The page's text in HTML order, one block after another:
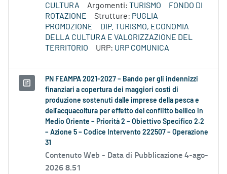
CULTURA
Argomenti: TURISMO
FONDO DI
ROTAZIONE
Strutture: PUGLIA
PROMOZIONE
DIP. TURISMO, ECONOMIA
DELLA CULTURA E VALORIZZAZIONE DEL
TERRITORIO
URP: URP COMUNICA
PN FEAMPA 2021-2027 – Bando per gli indennizzi
finanziari a copertura dei maggiori costi di
produzione sostenuti dalle imprese della pesca e
dell'acquacoltura per effetto del conflitto bellico in
Medio Oriente – Priorità 2 – Obiettivo Specifico 2.2
– Azione 5 – Codice Intervento 222507 – Operazione
31
Contenuto Web - Data di Pubblicazione 4-ago-
2026 8.51